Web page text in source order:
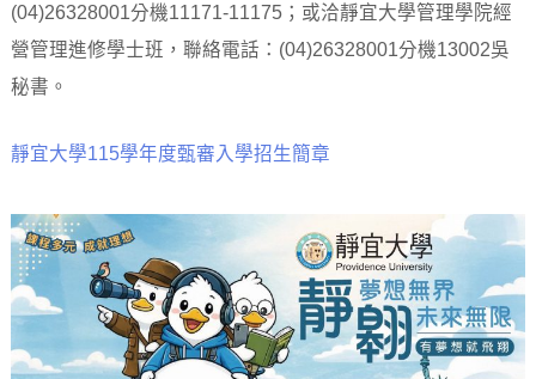
(04)26328001分機11171-11175；或洽靜宜大學管理學院經
營管理進修學士班，聯絡電話：(04)26328001分機13002吳
秘書。
靜宜大學115學年度甄審入學招生簡章